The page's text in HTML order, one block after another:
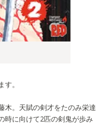
。
木。天賦の剣才をたのみ栄達
時に向けて2匹の剣鬼が歩み